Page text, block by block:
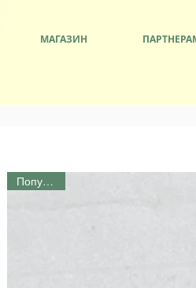
МАГАЗИН
Популярні